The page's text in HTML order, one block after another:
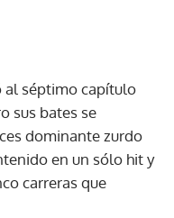
al séptimo capítulo
sus bates se
dominante zurdo
en un sólo hit y
carreras que